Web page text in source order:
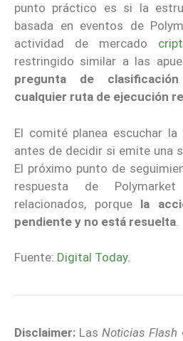
punto práctico es si la
basada en eventos de
actividad de mercado
restringido similar a las
pregunta de
cualquier ruta de ejecución
El comité planea escuchar
antes de decidir si emite una
El próximo punto de
respuesta de
relacionados, porque la
pendiente y no está resuelta
Fuente: Digital Today.
Disclaimer: LasNoticias Flash